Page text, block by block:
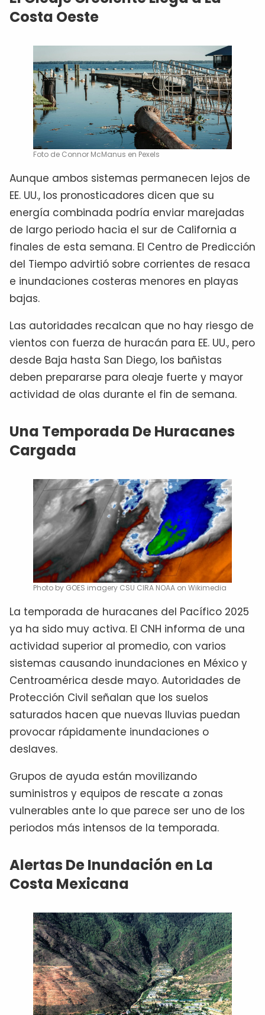
Costa Oeste
Foto de Connor McManus en Pexels
Aunque ambos sistemas permanecen lejos de
EE. UU., los pronosticadores dicen que su
energía combinada podría enviar marejadas
de largo periodo hacia el sur de California a
finales de esta semana. El Centro de Predicción
del Tiempo advirtió sobre corrientes de resaca
e inundaciones costeras menores en playas
bajas.
Las autoridades recalcan que no hay riesgo de
vientos con fuerza de huracán para EE. UU., pero
desde Baja hasta San Diego, los bañistas
deben prepararse para oleaje fuerte y mayor
actividad de olas durante el fin de semana.
Una Temporada De Huracanes
Cargada
Photo by GOES imagery CSU CIRA NOAA on Wikimedia
La temporada de huracanes del Pacífico 2025
ya ha sido muy activa. El CNH informa de una
actividad superior al promedio, con varios
sistemas causando inundaciones en México y
Centroamérica desde mayo. Autoridades de
Protección Civil señalan que los suelos
saturados hacen que nuevas lluvias puedan
provocar rápidamente inundaciones o
deslaves.
Grupos de ayuda están movilizando
suministros y equipos de rescate a zonas
vulnerables ante lo que parece ser uno de los
periodos más intensos de la temporada.
Alertas De Inundación en La
Costa Mexicana